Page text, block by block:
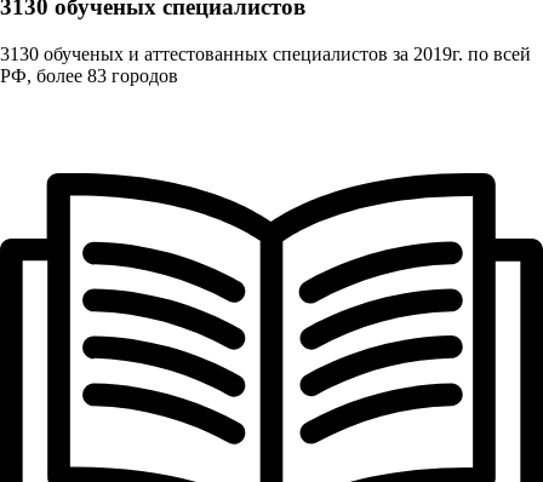
3130 обученых cпециалистов
3130 обученых и аттестованных специалистов за 2019г. по всей
РФ, более 83 городов